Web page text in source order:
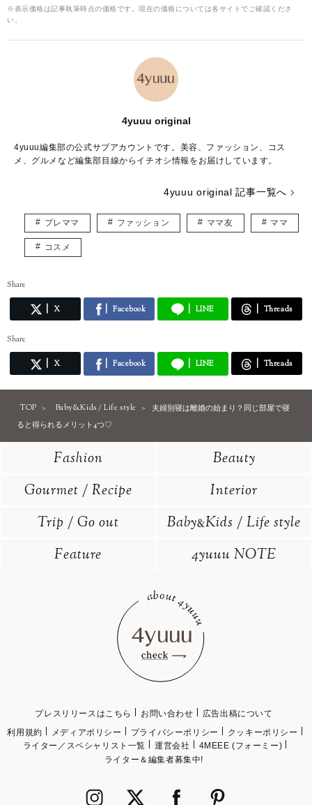
※表示価格は記事執筆時点の価格です。現在の価格については各サイトでご確認くださ
い。
4yuuu original
4yuuu編集部の公式サブアカウントです。美容、ファッション、コス
メ、グルメなど編集部目線からイチオシ情報をお届けしています。
4yuuu original 記事一覧へ
プレママ ファッション ママ友 ママ
コスメ
Share
X Facebook LINE Threads
Share
X Facebook LINE Threads
TOP Baby&Kids / Life style
夫婦別寝は離婚の始まり？同じ部屋で寝
ると得られるメリット4つ♡
Fashion
Beauty
Gourmet / Recipe
Interior
Trip / Go out
Baby&Kids / Life style
Feature
4yuuu NOTE
プレスリリースはこちら お問い合わせ
広告出稿について
利用規約
メディアポリシー プライバシーポリシー
クッキーポリシー
ライター／スペシャリスト一覧
運営会社
4MEEE (フォーミー)
ライター＆編集者募集中!